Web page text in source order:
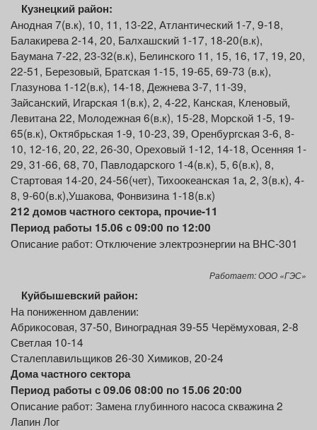
Кузнецкий район:
Анодная 7(в.к), 10, 11, 13-22, Атлантический 1-7, 9-18,
Балакирева 2-14, 20, Балхашский 1-17, 18-20(в.к),
Баумана 7-22, 23-32(в.к), Белинского 11, 15, 16, 17, 19, 20,
22-51, Березовый, Братская 1-15, 19-65, 69-73 (в.к),
Глазунова 1-12(в.к), 14-18, Дежнева 3-7, 11-39,
Зайсанский, Игарская 1(в.к), 2, 4-22, Канская, Кленовый,
Левитана 22, Молодежная 6(в.к), 15-28, Морской 1-5, 19-
65(в.к), Октябрьская 1-9, 10-23, 39, Оренбургская 3-6, 8-
10, 12-16, 20, 22, 26-30, Ореховый 1-12, 14-18, Осенняя 1-
29, 31-66, 68, 70, Павлодарского 1-4(в.к), 5, 6(в.к), 8,
Стартовая 14-20, 24-56(чет), Тихоокеанская 1а, 2, 3(в.к), 4-
8, 9-60(в.к),Ушакова, Фонвизина 1-18(в.к)
212 домов частного сектора, прочие-11
Период работы 15.06 с 09:00 по 12:00
Описание работ: Отключение электроэнергии на ВНС-301
Работает: ООО «ГЭС»
Куйбышевский район:
На пониженном давлении:
Абрикосовая, 37-50, Виноградная 39-55 Черёмуховая, 2-8
Светлая 10-14
Сталеплавильщиков 26-30 Химиков, 20-24
Дома частного сектора
Период работы с 09.06 08:00 по 15.06 20:00
Описание работ: Замена глубинного насоса скважина 2
Лапин Лог